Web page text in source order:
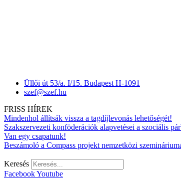
Üllői út 53/a. I/15. Budapest H-1091
szef@szef.hu
FRISS HÍREK
Mindenhol állítsák vissza a tagdíjlevonás lehetőségét!
Szakszervezeti konföderációk alapvetései a szociális
Van egy csapatunk!
Beszámoló a Compass projekt nemzetközi
Keresés
FacebookYoutube